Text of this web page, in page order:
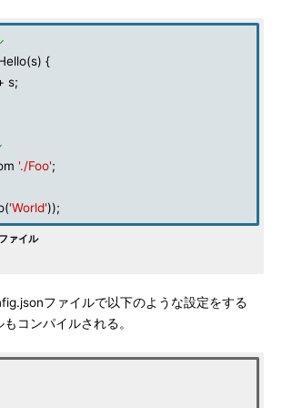
{
s;
'./Foo';
'World'));
ァイル
ファイルで以下のような設定をする
コンパイルされる。